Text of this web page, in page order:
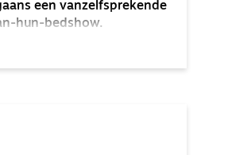
een vanzelfsprekende
hun-bedshow.